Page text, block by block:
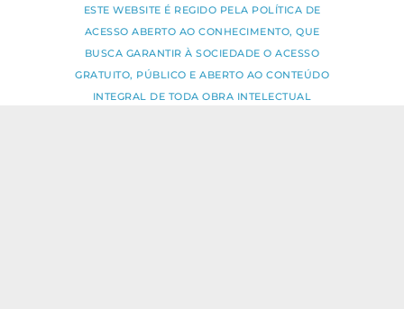
ESTE WEBSITE É REGIDO PELA POLÍTICA DE
ACESSO ABERTO AO CONHECIMENTO, QUE
BUSCA GARANTIR À SOCIEDADE O ACESSO
GRATUITO, PÚBLICO E ABERTO AO CONTEÚDO
INTEGRAL DE TODA OBRA INTELECTUAL